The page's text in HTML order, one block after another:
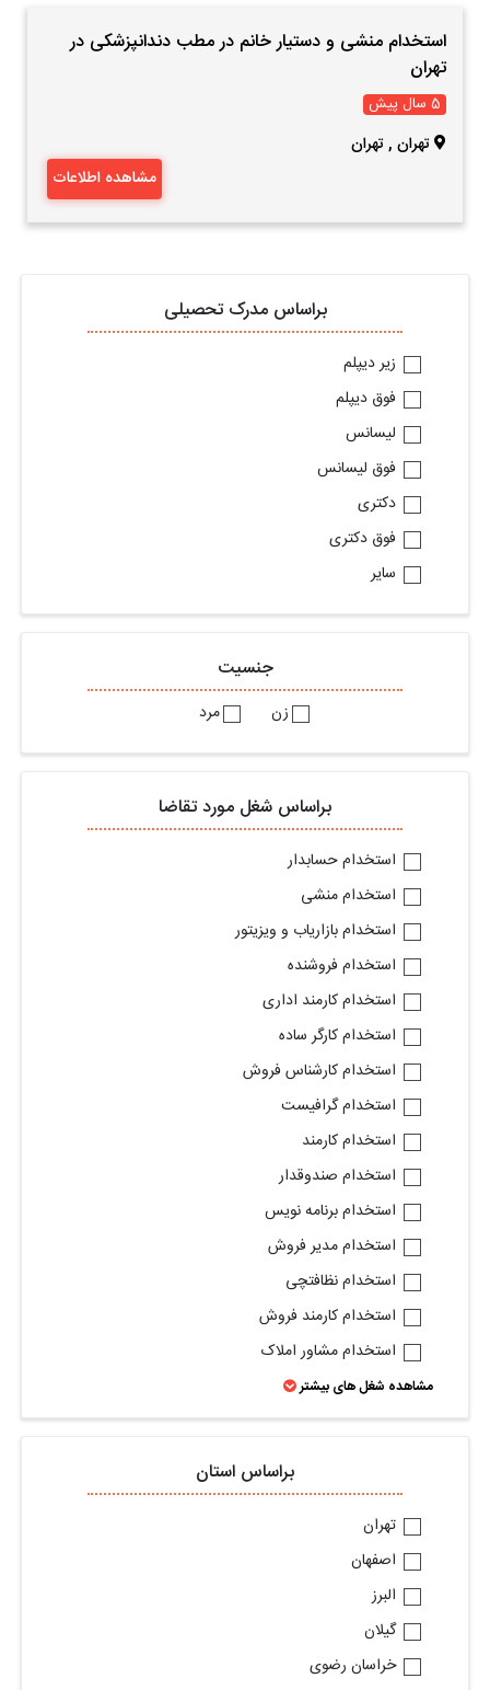
براساس مدرک تحصیلی
زیر دیپلم
فوق دیپلم
لیسانس
فوق لیسانس
دکتری
فوق دکتری
سایر
جنسیت
زن مرد
براساس شغل مورد تقاضا
استخدام حسابدار
استخدام منشی
استخدام بازاریاب و ویزیتور
استخدام فروشنده
استخدام کارمند اداری
استخدام کارگر ساده
استخدام کارشناس فروش
استخدام گرافیست
استخدام کارمند
استخدام صندوقدار
استخدام برنامه نویس
استخدام مدیر فروش
استخدام نظافتچی
استخدام کارمند فروش
استخدام مشاور املاک
مشاهده شغل های بیشتر
براساس استان
تهران
اصفهان
البرز
گیلان
خراسان رضوی
استخدام منشی و دستیار خانم در مطب دندانپزشکی در
تهران
5 سال پیش
تهران ,تهران
مشاهده اطلاعات